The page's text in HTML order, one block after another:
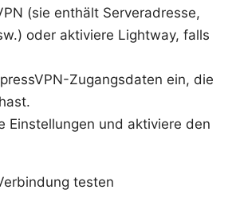
(sie enthält Serveradresse,
oder aktiviere Lightway, falls
Zugangsdaten ein, die
Einstellungen und aktiviere den
testen